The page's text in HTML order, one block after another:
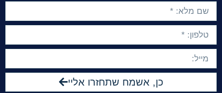
כן, אשמח שתחזרו אליי